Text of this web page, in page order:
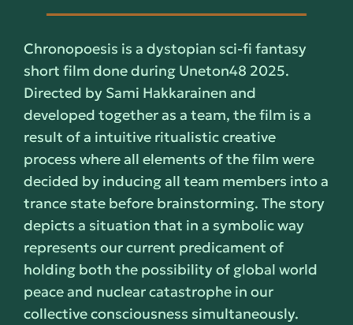
Chronopoesis is a dystopian sci-fi fantasy
short film done during Uneton48 2025.
Directed by Sami Hakkarainen and
developed together as a team, the film is a
result of a intuitive ritualistic creative
process where all elements of the film were
decided by inducing all team members into a
trance state before brainstorming. The story
depicts a situation that in a symbolic way
represents our current predicament of
holding both the possibility of global world
peace and nuclear catastrophe in our
collective consciousness simultaneously.